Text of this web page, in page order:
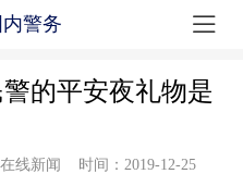
内警务 
的平安夜礼物是
线新闻 时间：2019-12-25